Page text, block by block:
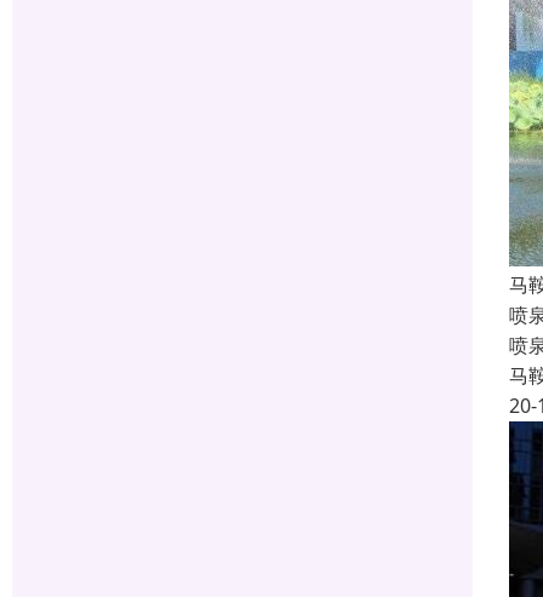
马
喷
喷
马
20-